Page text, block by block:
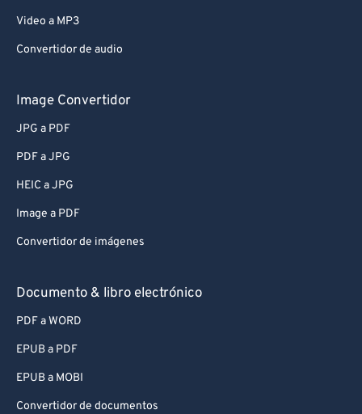
Video a MP3
Convertidor de audio
Image Convertidor
JPG a PDF
PDF a JPG
HEIC a JPG
Image a PDF
Convertidor de imágenes
Documento & libro electrónico
PDF a WORD
EPUB a PDF
EPUB a MOBI
Convertidor de documentos